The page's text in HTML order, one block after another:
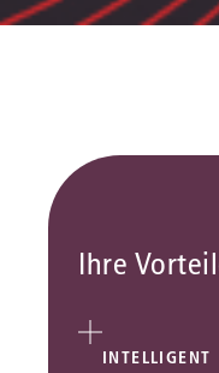
Ihre
INTELLIGENT